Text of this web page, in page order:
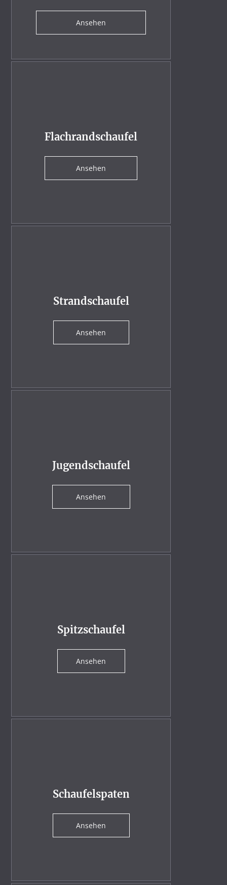
Ansehen
Flachrandschaufel
Ansehen
Strandschaufel
Ansehen
Jugendschaufel
Ansehen
Spitzschaufel
Ansehen
Schaufelspaten
Ansehen